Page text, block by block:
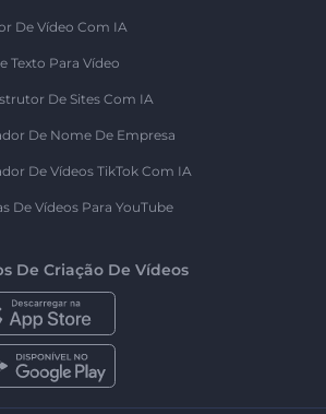
De Vídeo Com IA
Texto Para Vídeo
De Sites Com IA
De Nome De Empresa
De Vídeos TikTok Com IA
De Vídeos Para YouTube
De Criação De Vídeos